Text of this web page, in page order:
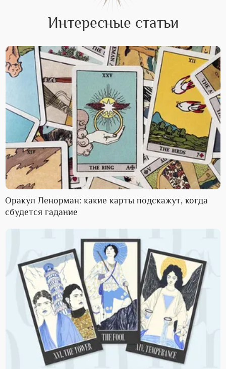
Интересные статьи
Оракул Ленорман: какие карты подскажут, когда
сбудется гадание